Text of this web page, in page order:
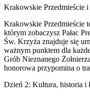
Krakowskie Przedmieście
Krakowskie Przedmieście
którym zobaczysz Pałac
Św. Krzyża znajduje się
ważnym punktem dla
Grób Nieznanego
honorowa przypomina o
Dzień 2: Kultura, historia